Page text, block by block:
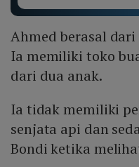
Ahmed berasal dari
Ia memiliki toko
dari dua anak.
Ia tidak memiliki
senjata api dan
Bondi ketika